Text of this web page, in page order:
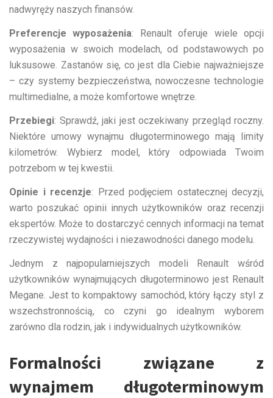
nadwyręży naszych finansów.
Preferencje wyposażenia: Renault oferuje wiele opcji
wyposażenia w swoich modelach, od podstawowych po
luksusowe. Zastanów się, co jest dla Ciebie najważniejsze
– czy systemy bezpieczeństwa, nowoczesne technologie
multimedialne, a może komfortowe wnętrze.
Przebiegi: Sprawdź, jaki jest oczekiwany przegląd roczny.
Niektóre umowy wynajmu długoterminowego mają limity
kilometrów. Wybierz model, który odpowiada Twoim
potrzebom w tej kwestii.
Opinie i recenzje: Przed podjęciem ostatecznej decyzji,
warto poszukać opinii innych użytkowników oraz recenzji
ekspertów. Może to dostarczyć cennych informacji na temat
rzeczywistej wydajności i niezawodności danego modelu.
Jednym z najpopularniejszych modeli Renault wśród
użytkowników wynajmujących długoterminowo jest Renault
Megane. Jest to kompaktowy samochód, który łączy styl z
wszechstronnością, co czyni go idealnym wyborem
zarówno dla rodzin, jak i indywidualnych użytkowników.
Formalności związane z
wynajmem długoterminowym